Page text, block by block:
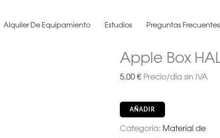
Alquiler De Equipamiento Estudios Preguntas Frecuentes
Apple Box
5,00€ Precio/día sin IVA
AÑADIR
Categoría: Material de